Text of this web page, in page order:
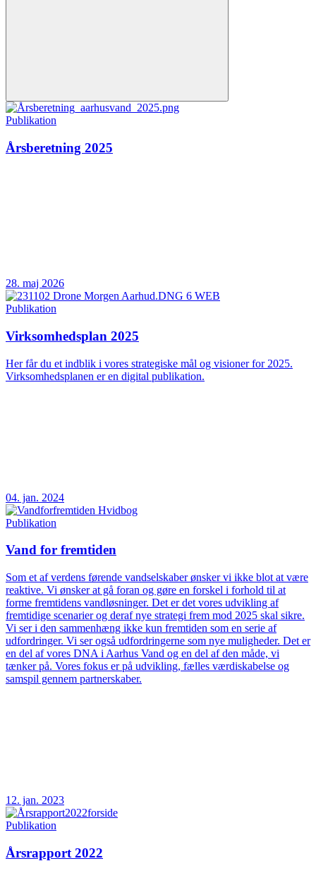
Publikation
Årsberetning 2025
28. maj 2026
Publikation
Virksomhedsplan 2025
Her får du et indblik i vores strategiske mål og visioner for 2025.
Virksomhedsplanen er en digital publikation.
04. jan. 2024
Publikation
Vand for fremtiden
Som et af verdens førende vandselskaber ønsker vi ikke blot at være
reaktive. Vi ønsker at gå foran og gøre en forskel i forhold til at
forme fremtidens vandløsninger. Det er det vores udvikling af
fremtidige scenarier og deraf nye strategi frem mod 2025 skal sikre.
Vi ser i den sammenhæng ikke kun fremtiden som en serie af
udfordringer. Vi ser også udfordringerne som nye muligheder. Det er
en del af vores DNA i Aarhus Vand og en del af den måde, vi
tænker på. Vores fokus er på udvikling, fælles værdiskabelse og
samspil gennem partnerskaber.
12. jan. 2023
Publikation
Årsrapport 2022